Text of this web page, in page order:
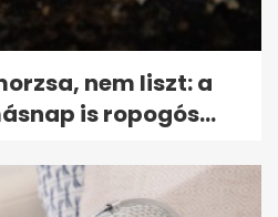
nem liszt: a
is ropogós...